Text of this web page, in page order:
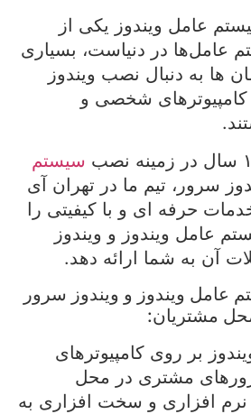
عامل ویندوز یکی از
عامل‌ها در دنیاست، بسیاری
ها به دنبال نصب ویندوز
کامپیوترهای شخصی و
سیستم
سرور، تیم ما در تهران آی
حرفه ای و با کیفیتی را
عامل ویندوز و ویندوز
آن به شما ارائه دهد.
عامل ویندوز و ویندوز سرور
مشتریان:
بر روی کامپیوترهای
مشتری در محل
افزاری و سخت افزاری به